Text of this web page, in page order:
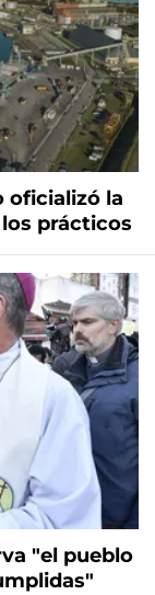
oficializó la
prácticos
"el pueblo